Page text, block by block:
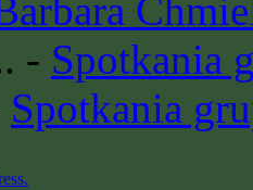
- Spotkania
Spotkania